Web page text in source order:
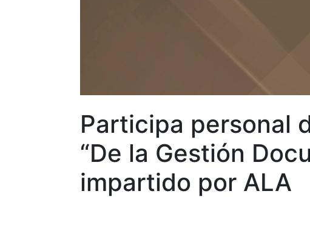
Participa personal
“De la Gestión
impartido por ALA